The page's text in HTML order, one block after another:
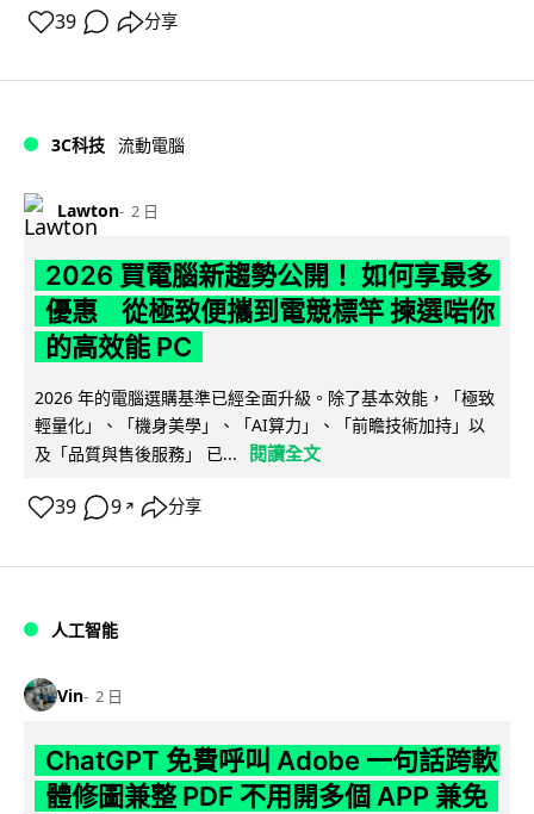
39 分享
3C科技 流動電腦
Lawton 2 日
2026 買電腦新趨勢公開！ 如何享最多
優惠 從極致便攜到電競標竿 揀選啱你
的高效能 PC
2026 年的電腦選購基準已經全面升級。除了基本效能，「極致
輕量化」、「機身美學」、「AI算力」、「前瞻技術加持」以
及「品質與售後服務」 已...
閱讀全文
39 9 ↗ 分享
人工智能
Vin 2 日
ChatGPT 免費呼叫 Adobe 一句話跨軟
體修圖兼整 PDF 不用開多個 APP 兼免